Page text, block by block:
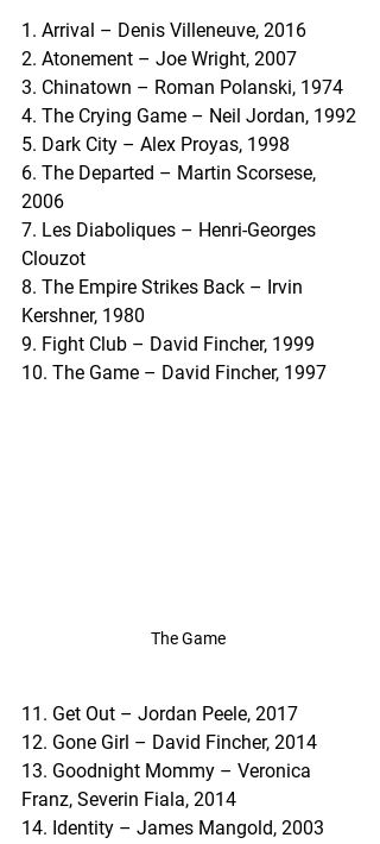
1. Arrival – Denis Villeneuve, 2016
2. Atonement – Joe Wright, 2007
3. Chinatown – Roman Polanski, 1974
4. The Crying Game – Neil Jordan, 1992
5. Dark City – Alex Proyas, 1998
6. The Departed – Martin Scorsese,
2006
7. Les Diaboliques – Henri-Georges
Clouzot
8. The Empire Strikes Back – Irvin
Kershner, 1980
9. Fight Club – David Fincher, 1999
10. The Game – David Fincher, 1997
The Game
11. Get Out – Jordan Peele, 2017
12. Gone Girl – David Fincher, 2014
13. Goodnight Mommy – Veronica
Franz, Severin Fiala, 2014
14. Identity – James Mangold, 2003